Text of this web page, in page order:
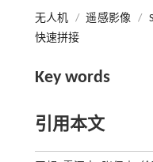
无人机 / 遥感影像 /
快速拼接
Key words
引用本文